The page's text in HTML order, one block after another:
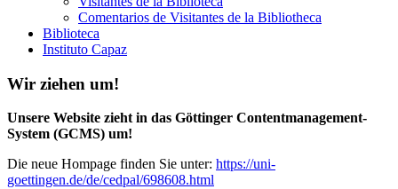
Comentarios de Visitantes de la Bibliotheca
Biblioteca
Instituto Capaz
Wir ziehen um!
Unsere Website zieht in das Göttinger Contentmanagement-
System (GCMS) um!
Die neue Hompage finden Sie unter: https://uni-
goettingen.de/de/cedpal/698608.html